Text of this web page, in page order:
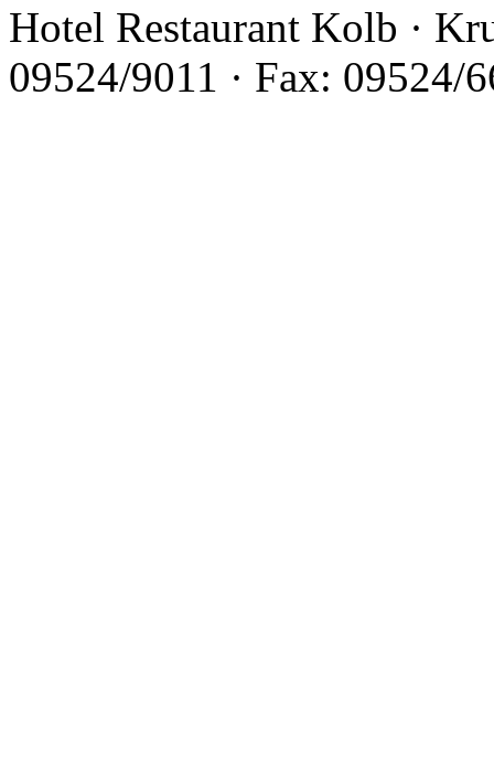
Hotel Restaurant Kolb ·
09524/9011 · Fax: 09524/